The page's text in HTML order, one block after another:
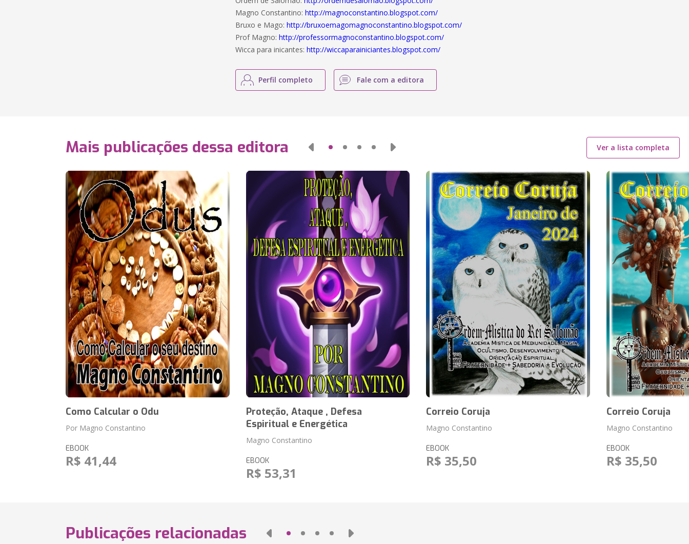
Magno Constantino:http://magnoconstantino.blogspot.com/
Bruxo e Mago:http://bruxoemagomagnoconstantino.blogspot.com/
Prof Magno:http://professormagnoconstantino.blogspot.com/
Wicca para inicantes:http://wiccaparainiciantes.blogspot.com/
Perfil completo Fale com a editora
Mais publicações dessa editora Ver a lista completa
Como Calcular o Odu
Por Magno Constantino
EBOOK
R$ 41,44
Proteção, Ataque , Defesa
Espiritual e Energética
Magno Constantino
EBOOK
R$ 53,31
Correio Coruja
Magno Constantino
EBOOK
R$ 35,50
Correio Coruja
Magno Constantino
EBOOK
R$ 35,50
Publicações relacionadas